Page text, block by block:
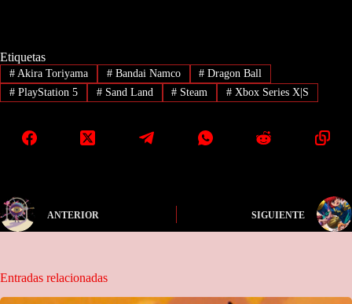
Etiquetas
#Akira Toriyama #Bandai Namco # Dragon Ball
#PlayStation 5 #Sand Land # Steam # Xbox Series X|S
ANTERIOR SIGUIENTE
Entradas relacionadas